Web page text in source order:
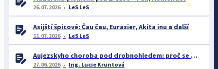
26.07.2026 LeS LeS
Asijští špicové: Čau čau, Eurasier, Akita inu a další
11.07.2026 LeS LeS
Aujezskyho choroba pod drobnohledem: proč se o ní nyní mluví více než dříve
27.06.2026 Ing. Lucie Kruntová